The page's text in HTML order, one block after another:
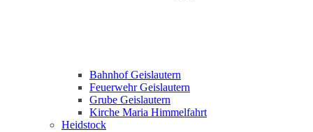
Bahnhof Geislautern
Feuerwehr Geislautern
Grube Geislautern
Kirche Maria Himmelfahrt
Heidstock